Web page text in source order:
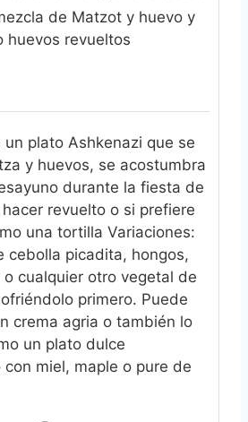
de Matzot y huevo y
huevos revueltos
un plato Ashkenazi que se
y huevos, se acostumbra
durante la fiesta de
revuelto o si prefiere
una tortilla Variaciones:
cebolla picadita, hongos,
cualquier otro vegetal de
primero. Puede
crema agria o también lo
un plato dulce
miel, maple o pure de